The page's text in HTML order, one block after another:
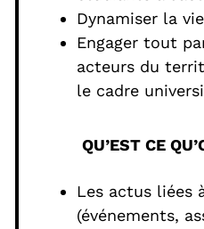
Dynamiser la
Engager tout
acteurs du
le cadre
QU’EST CE
Les actus liées
(événements,